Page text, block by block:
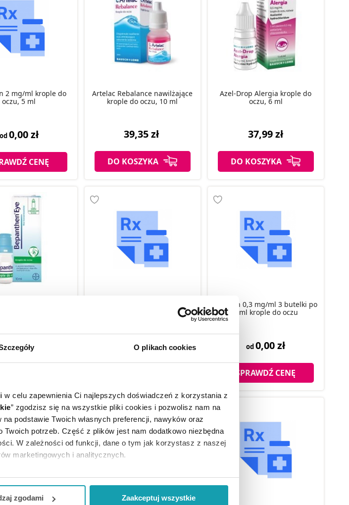
O plikach cookies
celu zapewnienia Ci najlepszych doświadczeń z korzystania z
” zgodzisz się na wszystkie pliki cookies i pozwolisz nam na
podstawie Twoich własnych preferencji, nawyków oraz
potrzeb. Część z plików jest nam dodatkowo niezbędna
W zależności od funkcji, dane o tym jak korzystasz z naszej
marketingowych i analitycznych.
dodatkowe funkcje, z którymi wiąże się zbieranie danych o
zgodami Zaakceptuj wszystkie
2 mg/ml krople do
oczu, 5 ml
od 0,00 zł
CENĘ
Artelac Rebalance nawilżające
krople do oczu, 10 ml
39,35 zł
DO KOSZYKA
Azel-Drop Alergia krople do
oczu, 6 ml
37,99 zł
DO KOSZYKA
57,09 zł 0,00 zł
Bimican 0,3 mg/ml 3 butelki po
3 ml krople do oczu
od0,00 zł
SPRAWDŹ CENĘ